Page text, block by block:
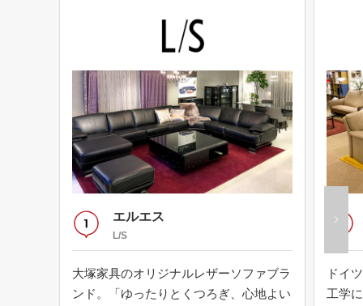
エルエス
L/S
大塚家具のオリジナルレザーソファブラ
ンド。「ゆったりとくつろぎ、心地よい
ドイ
工学